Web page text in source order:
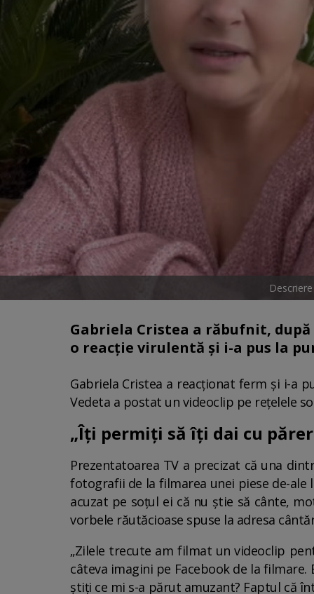
Gabriela Cristea a răbufnit, după
o reacție virulentă și i-a pus la
Gabriela Cristea a reacționat ferm și i-a
Vedeta a postat un videoclip pe rețelele
„Îți permiți să îți dai cu
Prezentatoarea TV a precizat că una
fotografii de la filmarea unei piese de-ale
acuzat pe soțul ei că nu știe să cânte,
vorbele răutăcioase spuse la adresa
„Zilele trecute am filmat un videoclip
câteva imagini pe Facebook de la
știți ce mi s-a părut amuzant? Faptul că